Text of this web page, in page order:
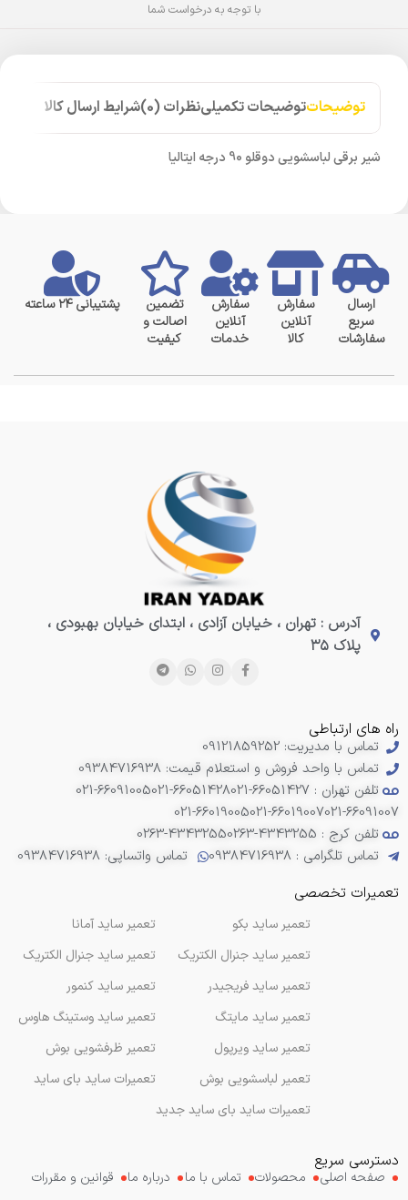
با توجه به درخواست شما
توضیحاتتوضیحات تکمیلینظرات (0) شرایط ارسال کالا
شیر برقی لباسشویی دوقلو 90 درجه ایتالیا
ارسال
سریع
سفارشات
سفارش
آنلاین
کالا
سفارش
آنلاین
خدمات
تضمین
اصالت و
کیفیت
پشتیبانی ۲۴ ساعته
آدرس : تهران ، خیابان آزادی ، ابتدای خیابان بهبودی ،
پلاک ۳۵
راه های ارتباطی
تماس با مدیریت: 09121859252
تماس با واحد فروش و استعلام قیمت: 09384716938
تلفن تهران : 66051427-021
021-66051428
021-66091005
021-66091007
021-66019007
021-66019005
تلفن کرج : 4343255-0263
0263-4343255
تماس تلگرامی : 09384716938
تماس واتساپی: 09384716938
تعمیرات تخصصی
تعمیر ساید آمانا
تعمیر ساید جنرال الکتریک
تعمیر ساید کنمور
تعمیر ساید وستینگ هاوس
تعمیر ظرفشویی بوش
تعمیرات ساید بای ساید
تعمیر ساید بکو
تعمیر ساید جنرال الکتریک
تعمیر ساید فریجیدر
تعمیر ساید مایتگ
تعمیر ساید ویرپول
تعمیر لباسشویی بوش
تعمیرات ساید بای ساید جدید
دسترسی سریع
صفحه اصلی محصولات تماس با ما درباره ما قوانین و مقررات